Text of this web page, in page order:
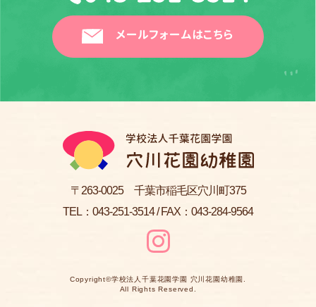
メールフォームはこちら
〒263-0025 千葉市稲毛区穴川町375
TEL： 043-251-3514/ FAX：043-284-9564
Copyright©学校法人千葉花園学園 穴川花園幼稚園
All Rights Reserved.